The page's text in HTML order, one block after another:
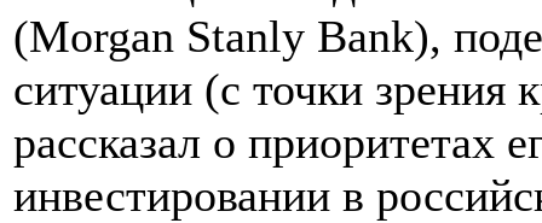
(Morgan Stanly Bank),
ситуации (с точки зрения
рассказал о приоритетах
инвестировании в